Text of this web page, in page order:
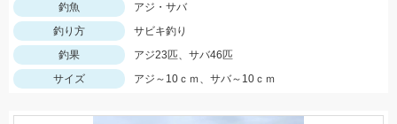
釣魚
アジ・サバ
釣り方
サビキ釣り
釣果
アジ23匹、サバ46匹
サイズ
アジ～10ｃｍ、サバ～10ｃｍ